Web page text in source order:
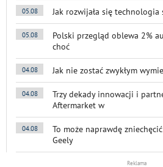
05.08 Jak rozwijała się technologia
05.08
Polski przegląd oblewa 2%
choć
04.08 Jak nie zostać zwykłym
04.08
Trzy dekady innowacji i
Aftermarket w
04.08
To może naprawdę
Geely
Reklama